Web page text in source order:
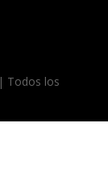
Todos los